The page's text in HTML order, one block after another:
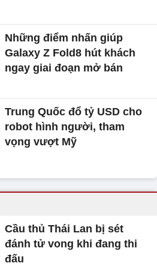
Những điểm nhấn giúp
Galaxy Z Fold8 hút khách
ngay giai đoạn mở bán
Trung Quốc đổ tỷ USD cho
robot hình người, tham
vọng vượt Mỹ
Cầu thủ Thái Lan bị sét
đánh tử vong khi đang thi
đấu